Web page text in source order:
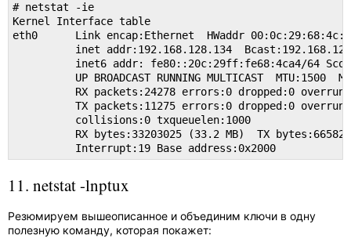
# netstat -ie
Kernel Interface table
eth0      Link encap:Ethernet  HWaddr
inet addr:192.168.128.134
inet6 addr: fe80::20c:29ff:fe68:4ca4/64
UP BROADCAST RUNNING MULTICAST  MTU:1500
RX packets:24278 errors:0 dropped:0
TX packets:11275 errors:0 dropped:0
          collisions:0 txqueuelen:1000
RX bytes:33203025 (33.2 MB)  TX
          Interrupt:19 Base address:0x2000
11. netstat -lnptux
Резюмируем вышеописанное и объединим ключи в одну
полезную команду, которая покажет: